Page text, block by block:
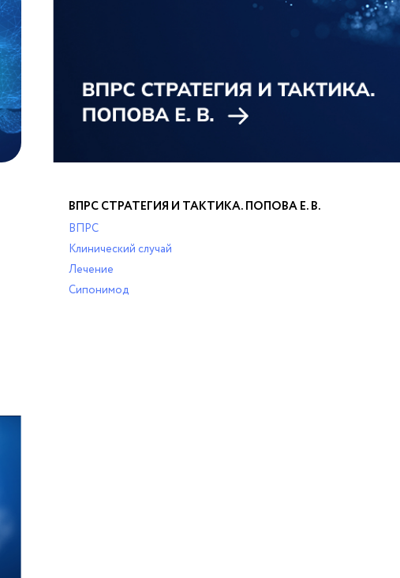
ВПРС СТРАТЕГИЯ И ТАКТИКА. ПОПОВА Е. В.
ВПРС
Клинический случай
Лечение
Сипонимод